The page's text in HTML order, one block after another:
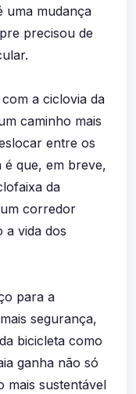
uma mudança
precisou de
a ciclovia da
caminho mais
entre os
é que, em breve,
da
corredor
a vida dos
para a
segurança,
bicicleta como
ganha não só
mais sustentável